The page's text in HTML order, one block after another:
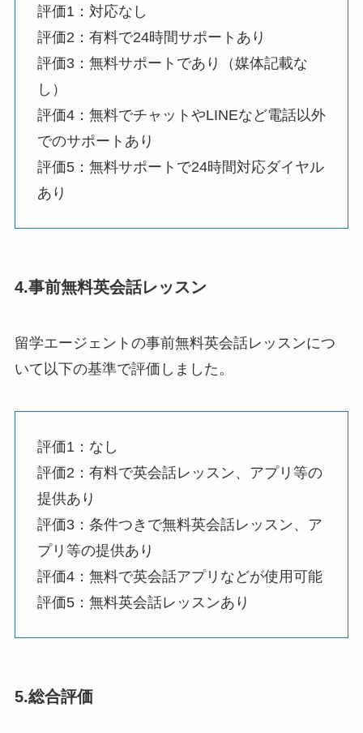
評価1：対応なし
評価2：有料で24時間サポートあり
評価3：無料サポートであり（媒体記載な
し）
評価4：無料でチャットやLINEなど電話以外
でのサポートあり
評価5：無料サポートで24時間対応ダイヤル
あり
4.事前無料英会話レッスン
留学エージェントの事前無料英会話レッスンにつ
いて以下の基準で評価しました。
評価1：なし
評価2：有料で英会話レッスン、アプリ等の
提供あり
評価3：条件つきで無料英会話レッスン、ア
プリ等の提供あり
評価4：無料で英会話アプリなどが使用可能
評価5：無料英会話レッスンあり
5.総合評価